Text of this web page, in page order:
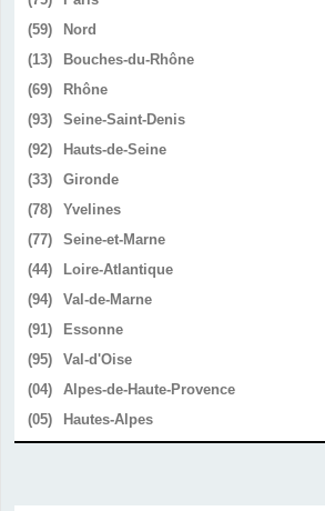
(59)
Nord
(13)
Bouches-du-Rhône
(69)
Rhône
(93)
Seine-Saint-Denis
(92)
Hauts-de-Seine
(33)
Gironde
(78)
Yvelines
(77)
Seine-et-Marne
(44)
Loire-Atlantique
(94)
Val-de-Marne
(91)
Essonne
(95)
Val-d'Oise
(04)
Alpes-de-Haute-Provence
(05)
Hautes-Alpes